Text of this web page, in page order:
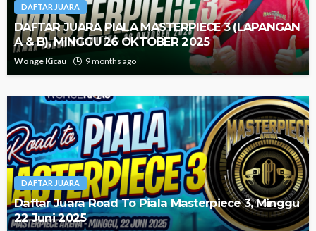
DAFTAR JUARA
DAFTAR JUARA PIALA MASTERPIECE 3 (LAPANGAN
A & B), MINGGU 26 OKTOBER 2025
Wonge Kicau 9 months ago
DAFTAR JUARA
Daftar Juara Road To Piala Masterpiece 3, Minggu
22 Juni 2025